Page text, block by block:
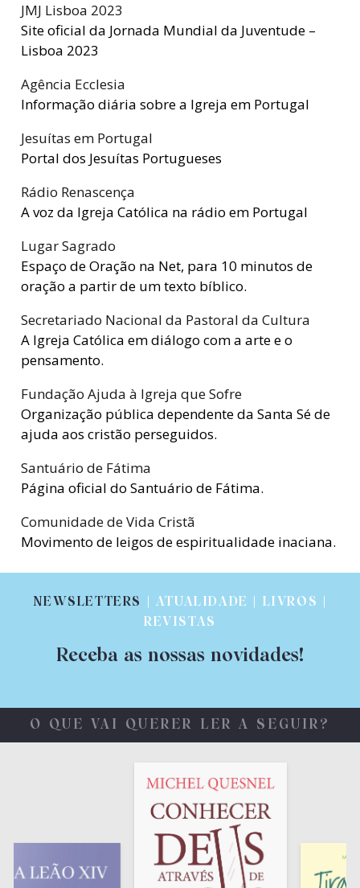
JMJ Lisboa 2023
Site oficial da Jornada Mundial da Juventude –
Lisboa 2023
Agência Ecclesia
Informação diária sobre a Igreja em Portugal
Jesuítas em Portugal
Portal dos Jesuítas Portugueses
Rádio Renascença
A voz da Igreja Católica na rádio em Portugal
Lugar Sagrado
Espaço de Oração na Net, para 10 minutos de
oração a partir de um texto bíblico.
Secretariado Nacional da Pastoral da Cultura
A Igreja Católica em diálogo com a arte e o
pensamento.
Fundação Ajuda à Igreja que Sofre
Organização pública dependente da Santa Sé de
ajuda aos cristão perseguidos.
Santuário de Fátima
Página oficial do Santuário de Fátima.
Comunidade de Vida Cristã
Movimento de leigos de espiritualidade inaciana.
NEWSLETTERS
| ATUALIDADE | LIVROS |
REVISTAS
Receba as nossas novidades!
O QUE VAI QUERER LER A SEGUIR?